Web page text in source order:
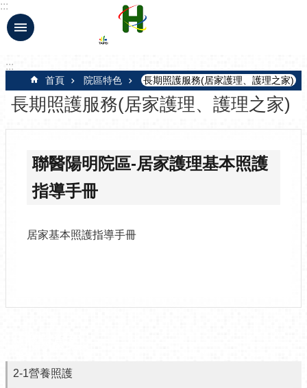
跳到主要內容區塊
:::
:::
首頁 院區特色 長期照護服務(居家護理、護理之家)
長期照護服務(居家護理、護理之家)
聯醫陽明院區-居家護理基本照護
指導手冊
居家基本照護指導手冊
2-1營養照護